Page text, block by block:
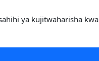
ya kujitwaharisha kwa